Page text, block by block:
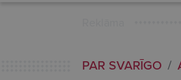
PAR SVARĪGO